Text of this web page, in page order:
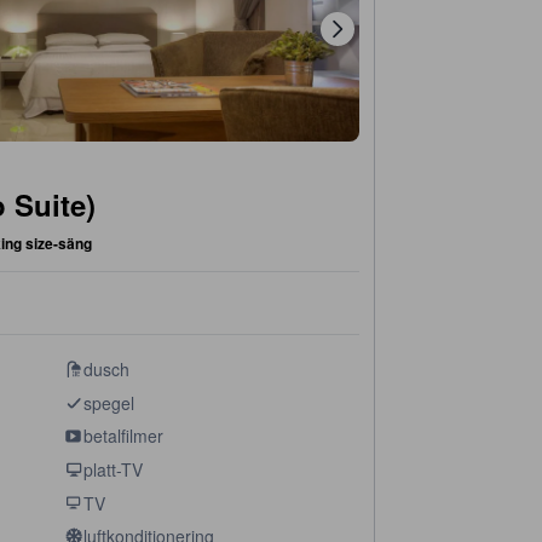
Suite)
size-säng
dusch
spegel
betalfilmer
platt-TV
TV
luftkonditionering